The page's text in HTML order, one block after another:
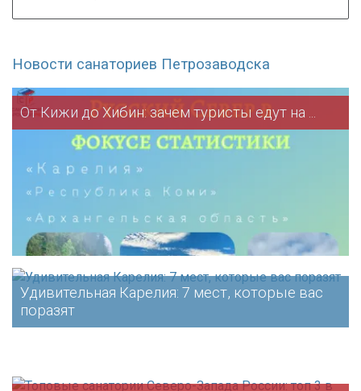
Новости санаториев Петрозаводска
От Кижи до Хибин: зачем туристы едут на ...
Удивительная Карелия: 7 мест, которые вас
поразят